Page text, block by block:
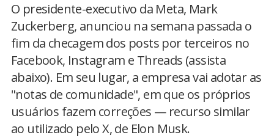
O presidente-executivo da Meta, Mark
Zuckerberg, anunciou na semana passada o
fim da checagem dos posts por terceiros no
Facebook, Instagram e Threads (assista
abaixo). Em seu lugar, a empresa vai adotar as
"notas de comunidade", em que os próprios
usuários fazem correções — recurso similar
ao utilizado pelo X, de Elon Musk.